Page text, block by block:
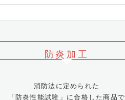
防炎加工
消防法に定められた
「防炎性能試験」に合格した商品で